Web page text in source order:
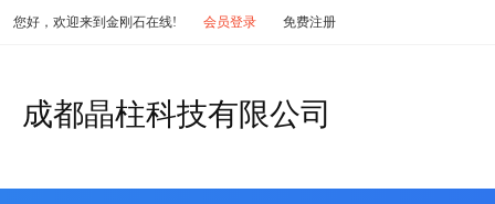
您好，欢迎来到金刚石在线! 会员登录 免费注册
成都晶柱科技有限公司